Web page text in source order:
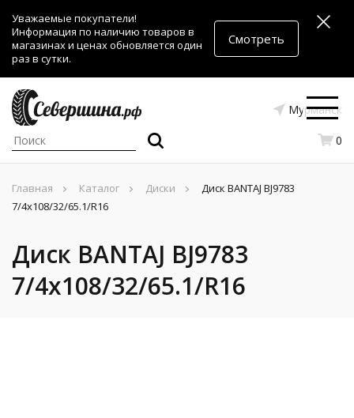
Уважаемые покупатели!
Информация по наличию товаров в
магазинах и ценах обновляется один
раз в сутки.
Смотреть
Мурманск
0
Главная Каталог Диски
Диск BANTAJ BJ9783
7/4x108/32/65.1/R16
Диск BANTAJ BJ9783
7/4x108/32/65.1/R16